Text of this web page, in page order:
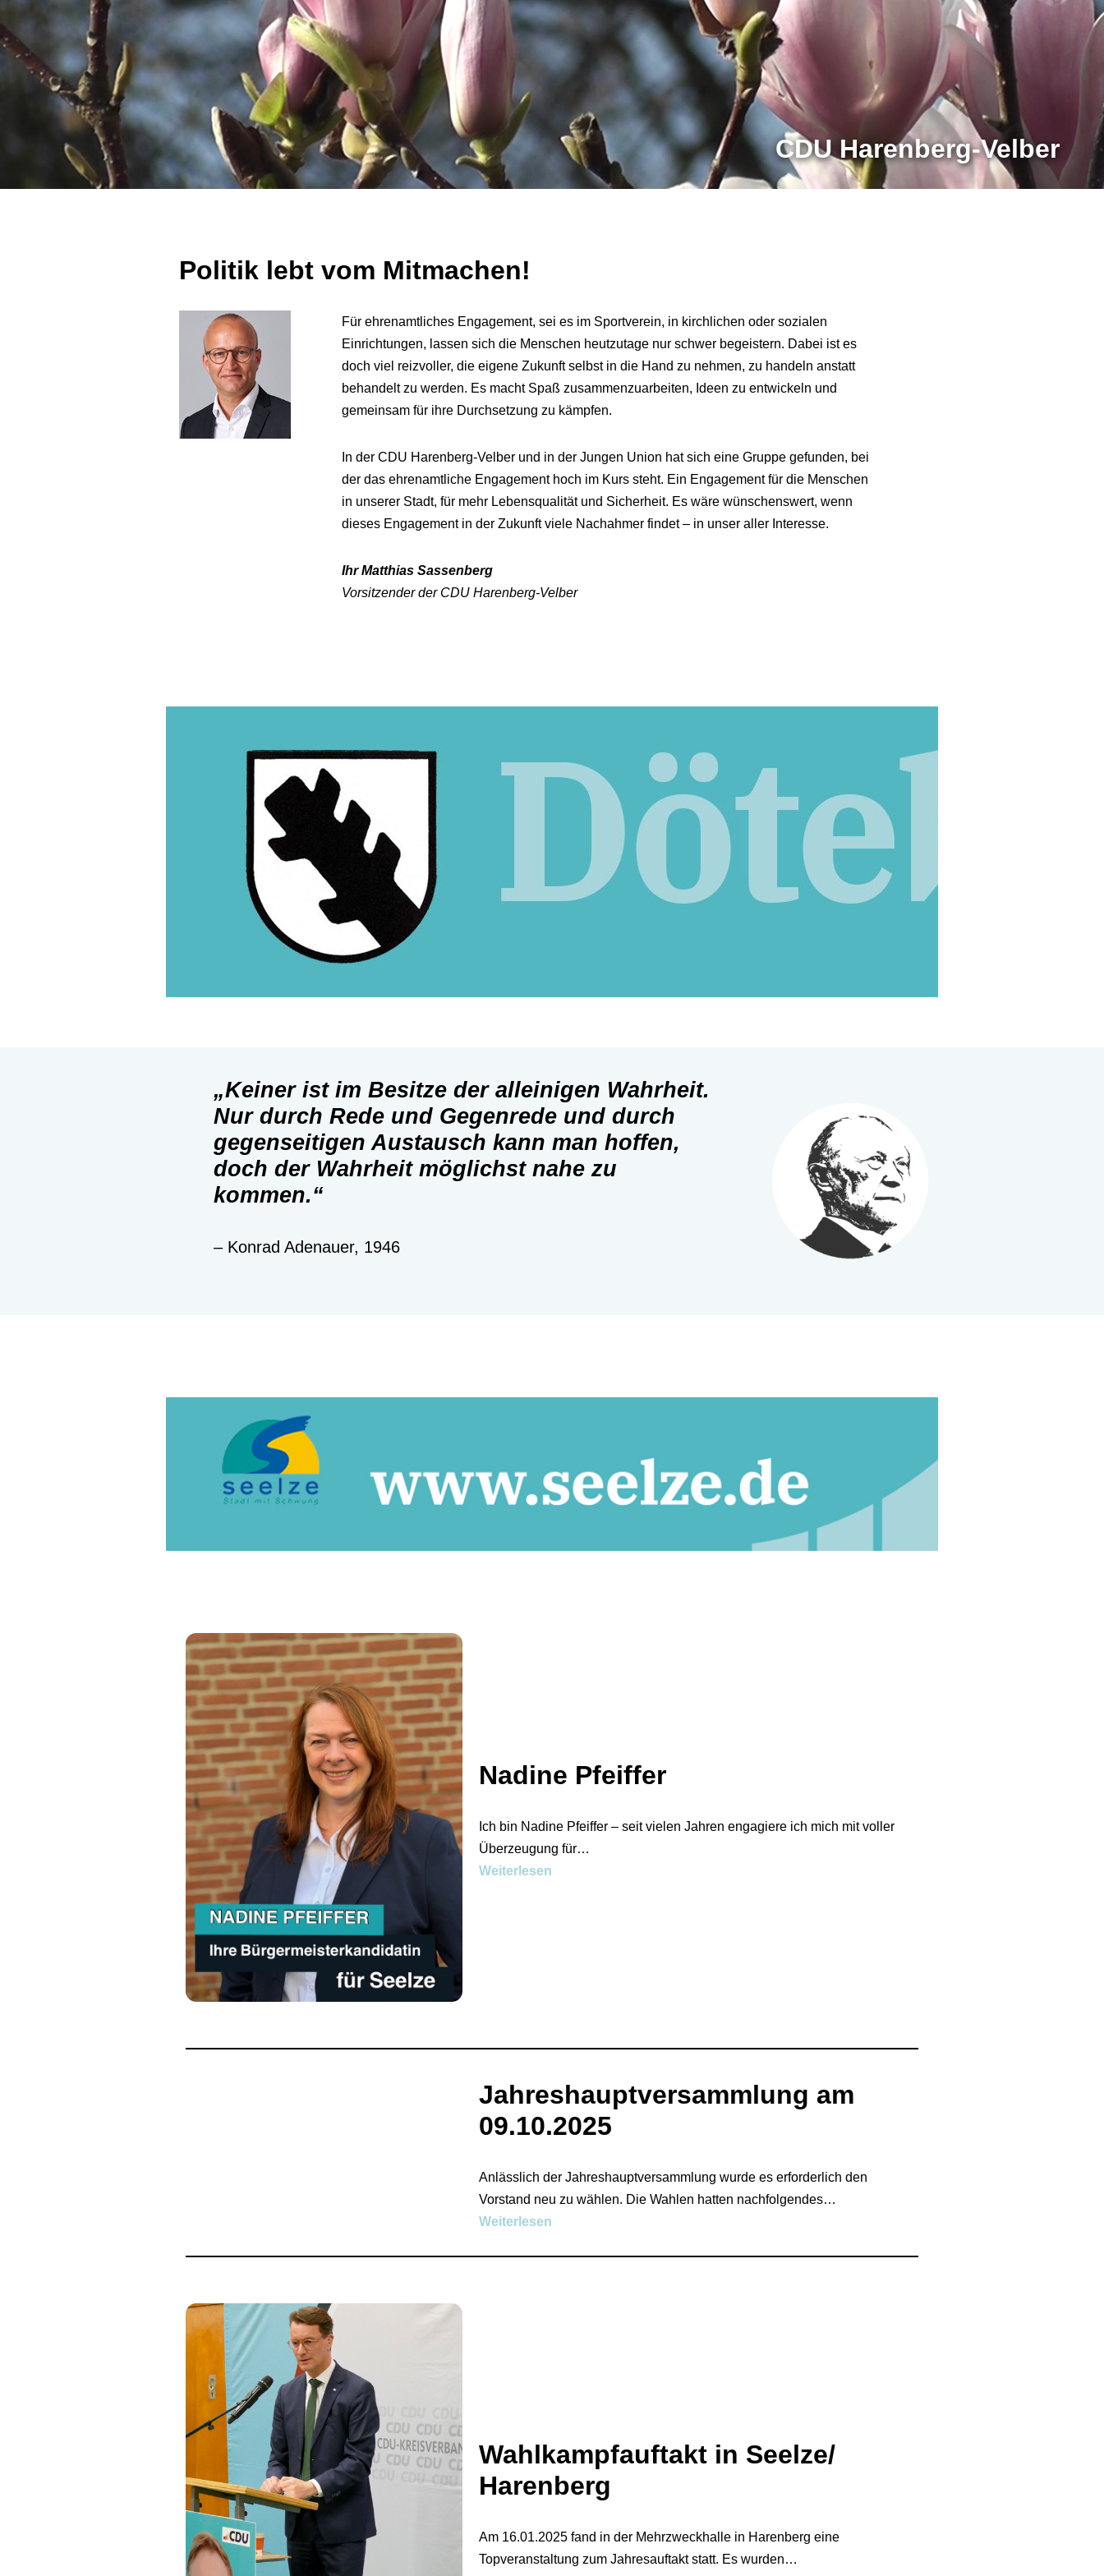
CDU Harenberg-Velber
Politik lebt vom Mitmachen!
Für ehrenamtliches Engagement, sei es im Sportverein, in kirchlichen oder sozialen
Einrichtungen, lassen sich die Menschen heutzutage nur schwer begeistern. Dabei ist es
doch viel reizvoller, die eigene Zukunft selbst in die Hand zu nehmen, zu handeln anstatt
behandelt zu werden. Es macht Spaß zusammenzuarbeiten, Ideen zu entwickeln und
gemeinsam für ihre Durchsetzung zu kämpfen.
In der CDU Harenberg-Velber und in der Jungen Union hat sich eine Gruppe gefunden, bei
der das ehrenamtliche Engagement hoch im Kurs steht. Ein Engagement für die Menschen
in unserer Stadt, für mehr Lebensqualität und Sicherheit. Es wäre wünschenswert, wenn
dieses Engagement in der Zukunft viele Nachahmer findet – in unser aller Interesse.
Ihr Matthias Sassenberg
Vorsitzender der CDU Harenberg-Velber
„Keiner ist im Besitze der alleinigen Wahrheit.
Nur durch Rede und Gegenrede und durch
gegenseitigen Austausch kann man hoffen,
doch der Wahrheit möglichst nahe zu
kommen.“
– Konrad Adenauer, 1946
Nadine Pfeiffer
Ich bin Nadine Pfeiffer – seit vielen Jahren engagiere ich mich mit voller
Überzeugung für…
Weiterlesen
Jahreshauptversammlung am
09.10.2025
Anlässlich der Jahreshauptversammlung wurde es erforderlich den
Vorstand neu zu wählen. Die Wahlen hatten nachfolgendes…
Weiterlesen
Wahlkampfauftakt in Seelze/
Harenberg
Am 16.01.2025 fand in der Mehrzweckhalle in Harenberg eine
Topveranstaltung zum Jahresauftakt statt. Es wurden…